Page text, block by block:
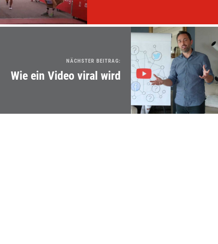
NÄCHSTER BEITRAG:
Wie ein Video viral wird